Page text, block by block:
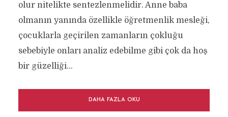
olur nitelikte sentezlenmelidir. Anne baba
olmanın yanında özellikle öğretmenlik mesleği,
çocuklarla geçirilen zamanların çokluğu
sebebiyle onları analiz edebilme gibi çok da hoş
bir güzelliği...
DAHA FAZLA OKU